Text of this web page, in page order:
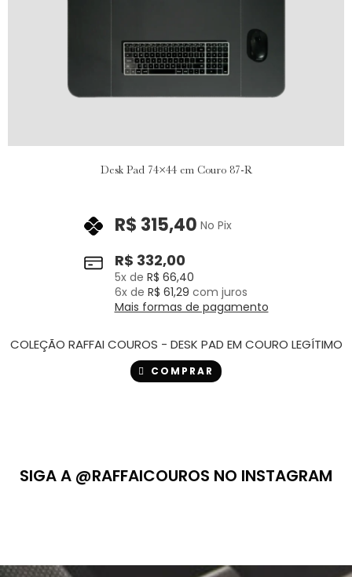
Desk Pad 74×44 em Couro 87-R
R$ 332,00
5x de R$ 66,40
6x de R$ 61,29 com juros
Mais formas de pagamento
R$ 315,40 No Pix
COLEÇÃO RAFFAI COUROS - DESK PAD EM COURO LEGÍTIMO
COMPRAR
SIGA A @RAFFAICOUROS NO INSTAGRAM